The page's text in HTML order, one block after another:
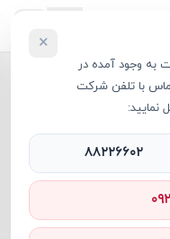
به وجود آمده در
با تلفن شرکت
نمایید:
×
۸۸۲۲۶۶۰۲